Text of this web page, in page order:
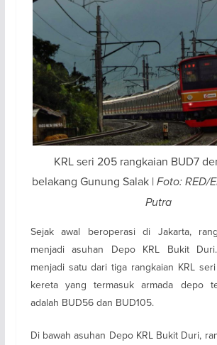
KRL seri 205 rangkaian BUD7
belakang Gunung Salak | Foto: RED/
Putra
Sejak awal beroperasi di Jakarta,
menjadi asuhan Depo KRL Bukit
menjadi satu dari tiga rangkaian KRL
kereta yang termasuk armada depo
adalah BUD56 dan BUD105.
Di bawah asuhan Depo KRL Bukit Duri,